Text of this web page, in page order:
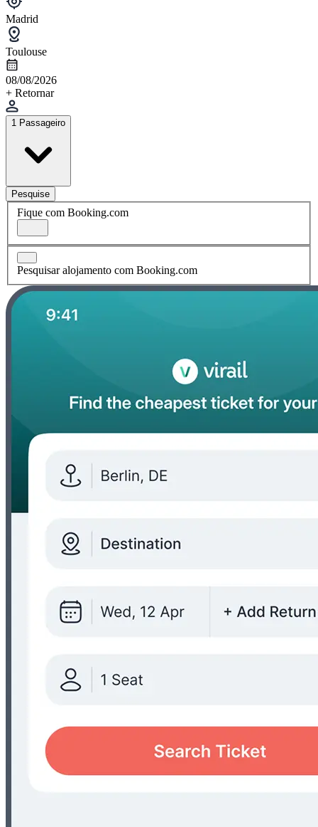
Madrid
Toulouse
08/08/2026
+ Retornar
1 Passageiro
Pesquise
Fique com Booking.com
Pesquisar alojamento com Booking.com